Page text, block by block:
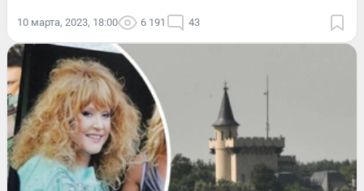
10 марта, 2023, 18:00 6 191 43